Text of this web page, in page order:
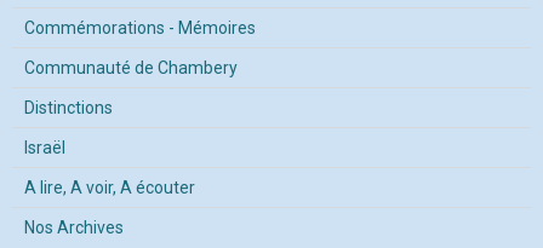
Commémorations - Mémoires
Communauté de Chambery
Distinctions
Israël
A lire, A voir, A écouter
Nos Archives